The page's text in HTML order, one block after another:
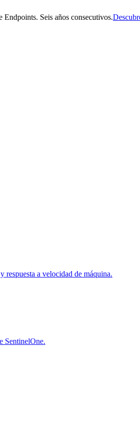
Seis años consecutivos.
respuesta a velocidad de máquina.
SentinelOne.